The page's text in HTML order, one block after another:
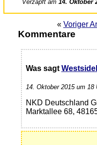
Verzapft am14. Oktober
« Voriger
Kommentare
Was sagt
14. Oktober 2015 um 18
NKD Deutschland
Marktallee 68,